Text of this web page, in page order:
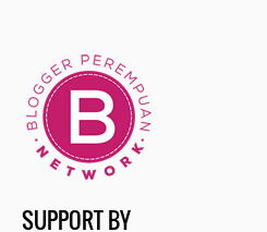
Cari Hunian Syariah dengan
Tips Beli Rumah Impian
Suka Duka Bangun Rumah
SUPPORT BY